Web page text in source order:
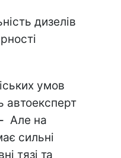
дизелів
умов
автоексперт
Але на
сильні
тязі та